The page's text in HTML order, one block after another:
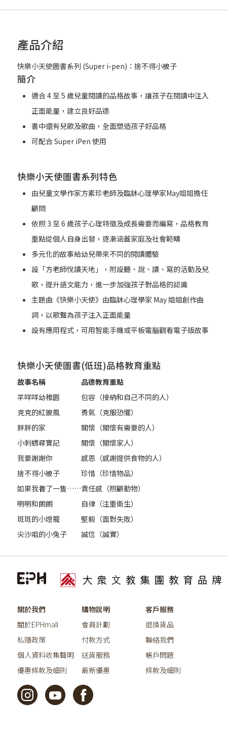
產品介紹
快樂小天使圖書系列 (Super i-pen)：捨不得小被子
簡介
適合 4 至 5 歲兒童閱讀的品格故事，讓孩子在閱讀中注入
正面能量，建立良好品德
書中還有兒歌及歌曲，全面塑造孩子好品格
可配合 Super iPen 使用
快樂小天使圖書系列特色
由兒童文學作家方素珍老師及臨牀心理學家May姐姐擔任
顧問
依照 3 至 6 歲孩子心理特徵及成長需要而編寫，品格教育
重點從個人自身出發，逐漸涵蓋家庭及社會範疇
多元化的故事給幼兒帶來不同的閱讀體驗
設「方老師悅讀天地」，附設聽、說、讀、寫的活動及兒
歌，提升語文能力，進一步加強孩子對品格的認識
主題曲《快樂小天使》由臨牀心理學家 May 姐姐創作曲
詞，以歌聲為孩子注入正面能量
設有應用程式，可用智能手機或平板電腦觀看電子版故事
快樂小天使圖書(低班)品格教育重點
故事名稱
品德教育重點
羊咩咩幼稚園
包容（接納和自己不同的人）
克克的紅披風
勇氣（克服恐懼）
胖胖的家
關懷（關懷有需要的人）
小刺蝟尋寶記
關懷（關懷家人）
我要謝謝你
感恩（感謝提供食物的人）
捨不得小被子
珍惜（珍惜物品）
如果我養了一隻……責任感（照顧動物）
明明和朗朗
自律（注重衞生）
斑斑的小燈籠
堅毅（面對失敗）
尖沙咀的小兔子
誠信（誠實）
關於我們
關於EPHmall
私隱政策
個人資料收集聲明
優惠條款及細則
購物說明
會員計劃
付款方式
送貨服務
最新優惠
客戶服務
退換貨品
聯絡我們
帳戶問題
條款及細則